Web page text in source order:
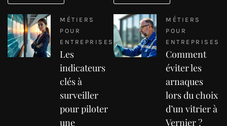
MÉTIERS
POUR
ENTREPRISES
Les
indicateurs
clés à
surveiller
pour piloter
une
MÉTIERS
POUR
ENTREPRISES
Comment
éviter les
arnaques
lors du choix
d’un vitrier à
Vernier ?